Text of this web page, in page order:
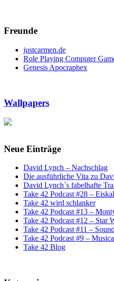
Freunde
justcarmen.de
Role Playing Computer
Genesis Apocraphex
Wallpapers
Neue Einträge
David Lynch – Nachschlag
Die ausführliche Vita zu
David Lynch´s fabelhafte
Take 42 Podcast #28 –
Take 42 wird schlanker
Take 42 Podcast #13 –
Take 42 Podcast #12 – Star
Take 42 Podcast #11 –
Take 42 Podcast #9 –
Take 42 Blog